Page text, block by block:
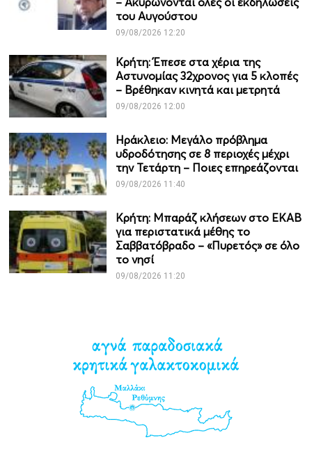
του Αυγούστου
09/08/2026 12:20
Κρήτη: Έπεσε στα χέρια της
Αστυνομίας 32χρονος για 5 κλοπές
– Βρέθηκαν κινητά και μετρητά
09/08/2026 12:00
Ηράκλειο: Μεγάλο πρόβλημα
υδροδότησης σε 8 περιοχές μέχρι
την Τετάρτη – Ποιες επηρεάζονται
09/08/2026 11:40
Κρήτη: Μπαράζ κλήσεων στο ΕΚΑΒ
για περιστατικά μέθης το
Σαββατόβραδο – «Πυρετός» σε όλο
το νησί
09/08/2026 11:20